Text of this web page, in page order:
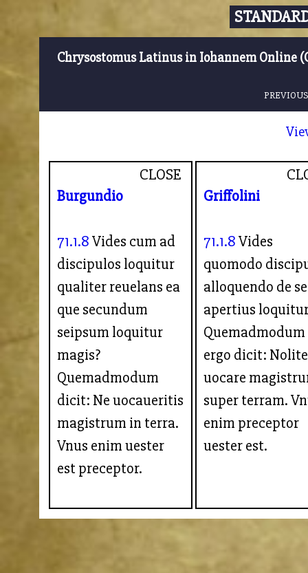
Chrysostomus Latinus in Iohannem Online
CLOSE
Burgundio
71.1.8Vides cum ad
discipulos loquitur
qualiter reuelans ea
que secundum
seipsum loquitur
magis?
Quemadmodum
dicit: Ne uocaueritis
magistrum in terra.
Vnus enim uester
est preceptor.
Griffolini
71.1.8Vides
quomodo
alloquendo de se
apertius
Quemadmodum
ergo dicit: Nolite
uocare
super terram.
enim preceptor
uester est.